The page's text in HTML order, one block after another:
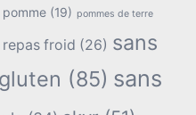
pomme (19) pommes de terre
repas froid (26) sans
(85) sans